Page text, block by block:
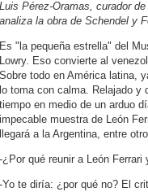
Luis Pérez-Oramas, curador
analiza la obra de Schendel y
Es "la pequeña estrella" del
Lowry. Eso convierte al
Sobre todo en América latina,
lo toma con calma. Relajado y
tiempo en medio de un arduo
impecable muestra de León
llegará a la Argentina, entre
-¿Por qué reunir a León Ferrari
-Yo te diría: ¿por qué no? El